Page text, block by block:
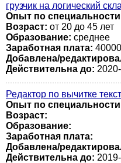
грузчик на логический
Опыт по
Возраст: от 20 до 45 лет
Образование: среднее
Заработная плата: 40000
Добавлена/
Действительна до:
Редактор по вычитке
Опыт по
Возраст:
Образование:
Заработная плата:
Добавлена/
Действительна до: